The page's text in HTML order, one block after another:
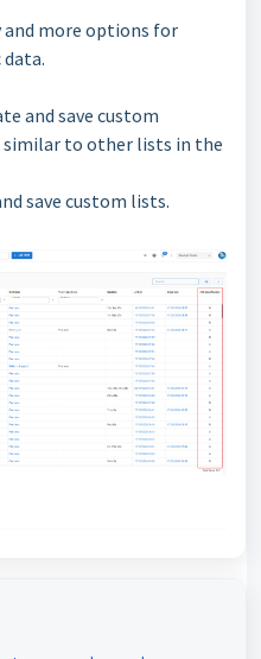
more options for
and save custom
to other lists in the
save custom lists.